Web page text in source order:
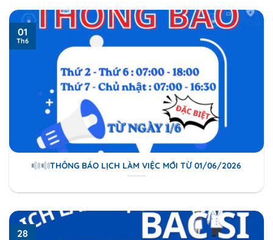
THÔNG BÁO LỊCH LÀM VIỆC MỚI TỪ 01/06/2026
01
Th6
28